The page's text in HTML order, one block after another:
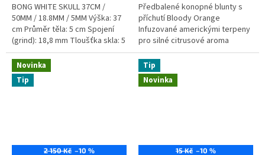
BONG WHITE SKULL 37CM /
50MM / 18.8MM / 5MM Výška: 37
cm Průměr těla: 5 cm Spojení
(grind): 18,8 mm Tloušťka skla: 5
mm Limitovaná edice s bílým...
Předbalené konopné blunty s
příchutí Bloody Orange
Infuzované americkými terpeny
pro silné citrusové aroma
Vyrobeno z přírodní konopné
hmoty – bez tabáku a nikotinu...
Novinka
Tip
2 150 Kč –10 %
Tip
Novinka
15 Kč –10 %